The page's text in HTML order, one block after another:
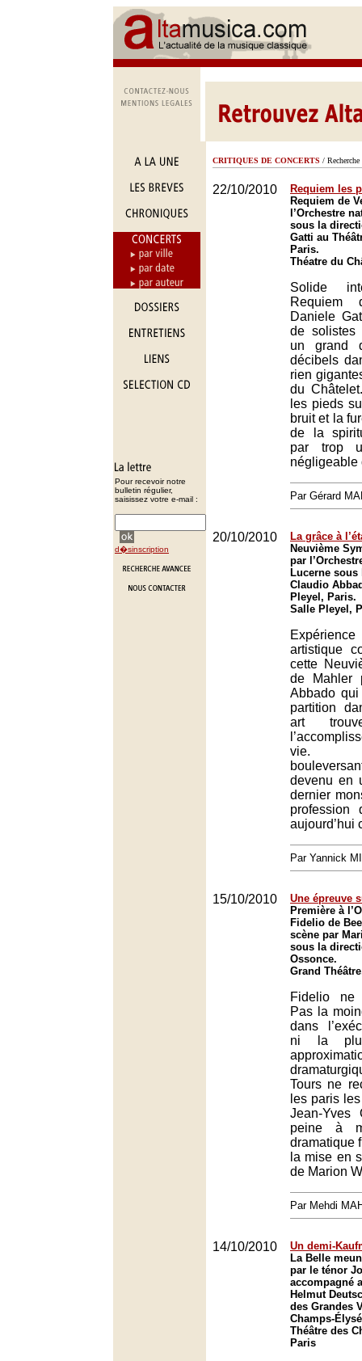
Pour recevoir notre
bulletin régulier,
saisissez votre e-mail :
d�sinscription
CRITIQUES DE CONCERTS / Recherche
22/10/2010
Requiem les
Requiem de
l’Orchestre
sous la
Gatti au
Paris.
Théatre du
Solide
Daniele
de solistes
un grand
décibels
rien
du
les pieds
bruit et la
de la
par trop
négligeable
Par Gérard
20/10/2010
La grâce à
Neuvième
par
Lucerne
Claudio
Pleyel, Paris.
Salle Pleyel,
artistique
cette
de Mahler
Abbado qui
partition
art
vie.
devenu en
dernier
profession
aujourd’hui
Par Yannick
15/10/2010
Une épreuve
Première à
Fidelio de
scène par
sous la
Ossonce.
Grand
Fidelio ne
Pas la
dans
ni la
Tours ne
les paris
Jean-Yves
peine à
dramatique
la mise en
de Marion
Par Mehdi
14/10/2010
Un demi-
La Belle
par le ténor
accompagné
Helmut
des Grandes
Champs-
Théâtre des
Paris